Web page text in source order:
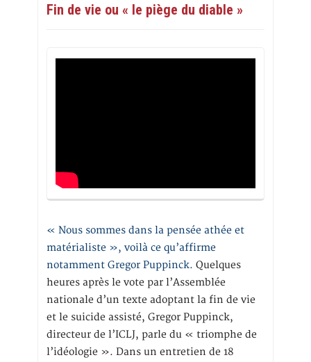
Fin de vie ou « le piège du diable »
« Nous sommes dans la pensée athée et
matérialiste », voilà ce qu’affirme
notamment Gregor Puppinck. Quelques
heures après le vote par l’Assemblée
nationale d’un texte adoptant la fin de vie
et le suicide assisté, Gregor Puppinck,
directeur de l’ICLJ, parle du « triomphe de
l’idéologie ». Dans un entretien de 18